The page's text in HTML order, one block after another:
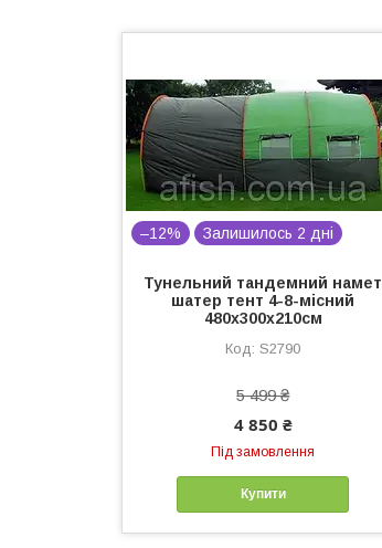
–12% Залишилось 2 дні
Тунельний тандемний намет
шатер тент 4-8-місний
480x300x210см
S2790
5 499 ₴
4 850 ₴
Під замовлення
Купити